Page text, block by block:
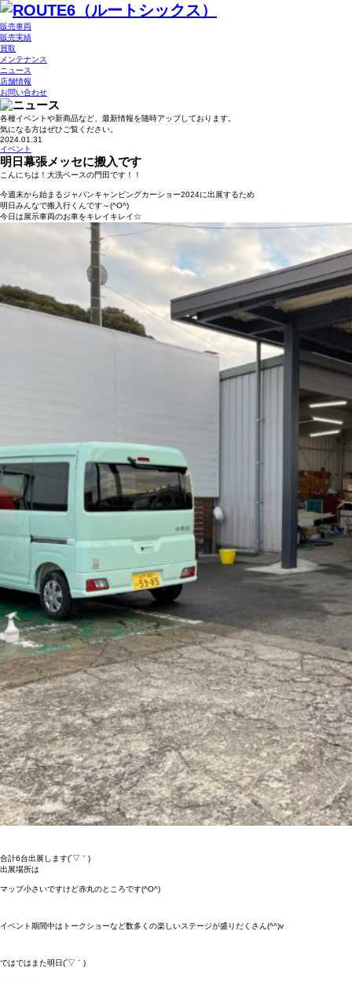
販売車両
販売実績
買取
メンテナンス
ニュース
店舗情報
お問い合わせ
各種イベントや新商品など、最新情報を随時アップしております。
気になる方はぜひご覧ください。
2024.01.31
イベント
明日幕張メッセに搬入です
こんにちは！大洗ベースの門田です！！
今週末から始まるジャパンキャンピングカーショー2024に出展するため
明日みんなで搬入行くんです～(^O^)
今日は展示車両のお車をキレイキレイ☆
合計6台出展します(´▽｀)
出展場所は
マップ小さいですけど赤丸のところです(^O^)
イベント期間中はトークショーなど数多くの楽しいステージが盛りだくさん(^^)v
ではではまた明日(´▽｀)